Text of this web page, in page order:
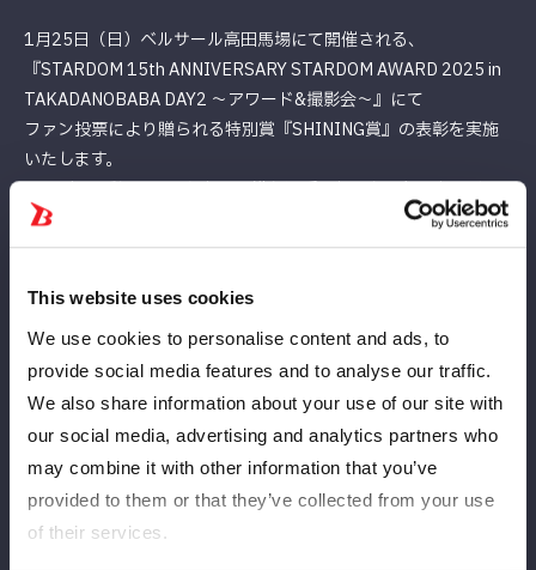
This website uses cookies
We use cookies to personalise content and ads, to
provide social media features and to analyse our traffic.
We also share information about your use of our site with
our social media, advertising and analytics partners who
may combine it with other information that you’ve
provided to them or that they’ve collected from your use
of their services.
1月25日（日）ベルサール高田馬場にて開催される、
『STARDOM 15th ANNIVERSARY STARDOM AWARD 2025 in
TAKADANOBABA DAY2 〜アワード&撮影会〜』にて
ファン投票により贈られる特別賞『SHINING賞』の表彰を実施
いたします。
2025年一番輝いていたと思う推し選手に投票して想いを届けま
しょう！
【応募期間】1月17日（土）12:00〜1月23日（金）23:59
【応募方法】特設フォームよりご投票いただけます
※特設フォームのURLは1月17日にHP・Xにてご案内予定です
※2025年12月31日時点での所属・レギュラー参戦選手が対象に
なります